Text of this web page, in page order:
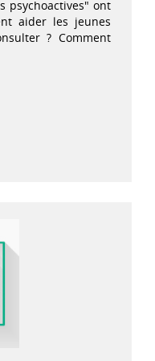
psychoactives" ont
aider les jeunes
? Comment